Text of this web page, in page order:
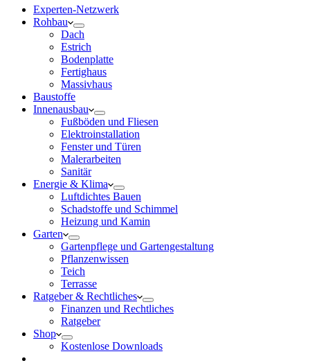
Experten-Netzwerk
Rohbau
Dach
Estrich
Bodenplatte
Fertighaus
Massivhaus
Baustoffe
Innenausbau
Fußböden und Fliesen
Elektroinstallation
Fenster und Türen
Malerarbeiten
Sanitär
Energie & Klima
Luftdichtes Bauen
Schadstoffe und Schimmel
Heizung und Kamin
Garten
Gartenpflege und Gartengestaltung
Pflanzenwissen
Teich
Terrasse
Ratgeber & Rechtliches
Finanzen und Rechtliches
Ratgeber
Shop
Kostenlose Downloads